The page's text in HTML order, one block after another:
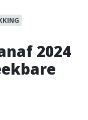
2024